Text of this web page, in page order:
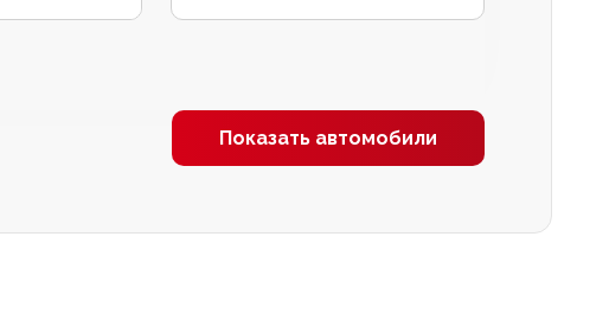
Показать автомобили